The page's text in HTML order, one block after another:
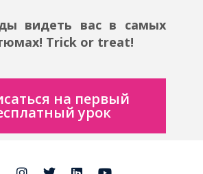
видеть вас в самых
Trick or treat!
на первый
урок